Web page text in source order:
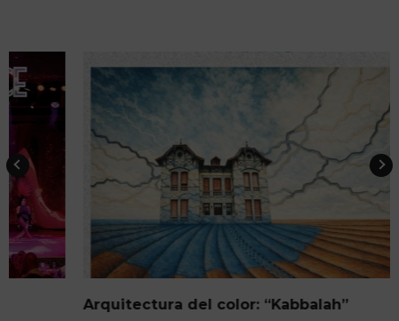
Arquitectura del color: “Kabbalah”